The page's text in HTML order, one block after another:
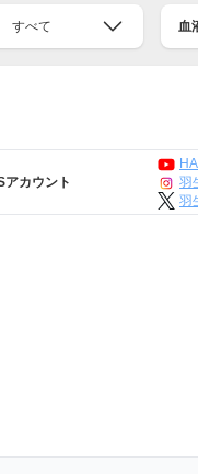
すべて 血
アカウント
羽
羽